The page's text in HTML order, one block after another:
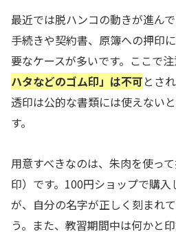
最近では脱ハンコの動きが進ん
手続きや契約書、原簿への押印
要なケースが多いです。ここで注
ハタなどのゴム印」は不可とさ
透印は公的な書類には使えない
す。
用意すべきなのは、朱肉を使っ
印）です。100円ショップで購
が、自分の名字が正しく刻まれ
う。また、教習期間中は何かと